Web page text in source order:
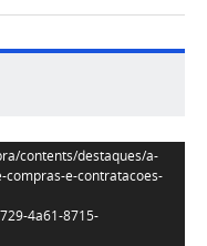
contents/destaques/a-
compras-e-contratacoes-
4a61-8715-